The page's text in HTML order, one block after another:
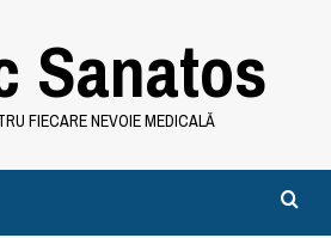
Sanatos
FIECARE NEVOIE MEDICALĂ